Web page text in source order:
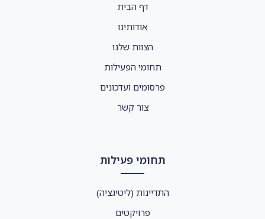
דף הבית
אודותינו
הצוות שלנו
תחומי הפעילות
פרסומים ועדכונים
צור קשר
תחומי פעילות
התדיינות (ליטיגציה)
פרויקטים